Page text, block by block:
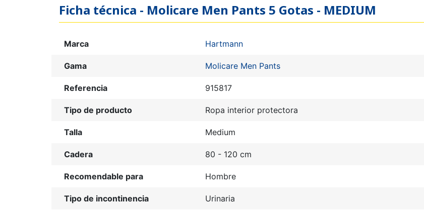
Ficha técnica - Molicare Men Pants 5 Gotas - MEDIUM
Marca Hartmann
Gama Molicare Men Pants
Referencia 915817
Tipo de producto Ropa interior protectora
Talla Medium
Cadera 80 - 120 cm
Recomendable para Hombre
Tipo de incontinencia Urinaria